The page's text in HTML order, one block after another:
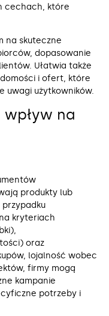
cechach, które
na skuteczne
dopasowanie
Ułatwia także
i ofert, które
uwagi użytkowników.
na
produkty lub
przypadku
kryteriach
oraz
lojalność wobec
firmy mogą
kampanie
potrzeby i